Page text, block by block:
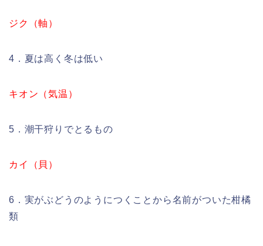
ジク（軸）
4．夏は高く冬は低い
キオン（気温）
5．潮干狩りでとるもの
カイ（貝）
6．実がぶどうのようにつくことから名前がついた柑橘
類